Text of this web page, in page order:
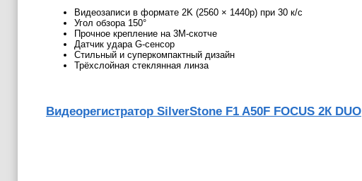
Видеозаписи в формате 2K (2560 × 1440p) при 30 к/с
Угол обзора 150°
Прочное крепление на 3М-скотче
Датчик удара G-сенсор
Стильный и суперкомпактный дизайн
Трёхслойная стеклянная линза
Видеорегистратор SilverStone F1 A50F FOCUS 2К DUO